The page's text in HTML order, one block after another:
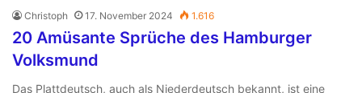
Christoph 17. November 2024 1.616
20 Amüsante Sprüche des Hamburger
Volksmund
Das Plattdeutsch, auch als Niederdeutsch bekannt, ist eine